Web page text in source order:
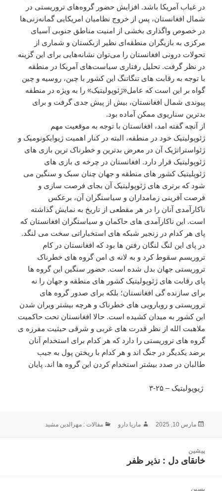
در غیاب آمریکا باشد. افزایش حضور ‌گروه‌های تروریستی در
شمال افغانستان، پس از خروج نظامیان امریکایی گمانه‌زنی‌ها
در خصوص واگذاری بخشی از امنیت مناطق جنوبی آسیای
مرکزی به بازیگران منطقه‌ای نظیر ازبکستان و شماری از
تحولات درونی افغانستان را می‌توان نشانه‌هایی برای این گزینه
در نظر گرفت. تحلیل رفتاری سیاست‌های آمریکا در منطقه
با توجه به رقابت های تنگاتنگ این کشور با چین، روسیه و چین
گواه بر این است که عامل«ژئوپولیتیک» را به ویژه در منطقه
پیوندی شمال افغانستان، بیش از پیش جدی گرفت و برای
بدترین سناریوی ممکن آماده بود.
از آنچه گفته امد، افغانستان با توجه به موقعیت مهم
ژئوپولیتیک خود در منطقه، البته در کنار اهمیت ژیوایکونومیک و
ژئواستراتژیک آن در معرض بدترین و خطرناک ترین بازی های
ژئوپولیتیک قرار دارد. افغانستان در چرخه ی بازی های
ژئوپلیتیک کشور های منطقه و جهان چنان سبک و سنگین می
شود که برتری های ژئوپولیتیک آن بجای فرصت سازی و
فرصت آفرینی زمامداران و سیاستگران آن، برعکس
ناکارآمدی آنان را در هر مقطعی از تاریخ به نمایش گذاشته
است. این ناکارآمدی های حاکمان و سیاستگران افغانستان که
پای هر کدام در زنجیر شبکه های استخباراتی سخت می لنگد.
در پای این لنگ لنگان رفتن ها بود که افغانستان در کام
تروریسم سقوط کرد و به لانه ی امن گروه های خطرناک
تروریستی جهان بدل شده است. حضور سنگین این گروه ها
پای رقابت های ژئوپولیتیک کشور های منطقه و جهان را نه
برای سازنده گی افغانستان؛ بلکه برای صدور گروه های
تروریستی و رویارویی های خطرناک و هرچه بیشتر ویران شدن
این کشور به میدان کشیده است. حالا افغانستان تحت حاکمیت
ملاهبت الله از نظر قدرت های غربی و شرقی حیثیت مفرزه ی
گروه های تروریستی را دارد که هر کدام برای استخدام آنان
برضد یکدیگر در جنگ اند و هر کدام با ریختن پول به جیب
طالبان در صدد بیشتر استخدام کردن این گروه ها اند. پایان
ژیوپولیتیک – ۲۵-۳
ارسال
مارس 10, 2025 نویسنده
ماریا دارو دسته‌ها
مقالات : مهرالدین مشید
نوشتهپیشین
نوشته
خانقاى دل : نذیر ظفر
پسین